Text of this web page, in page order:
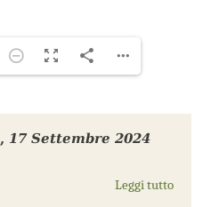
, 17 Settembre 2024
Leggi tutto